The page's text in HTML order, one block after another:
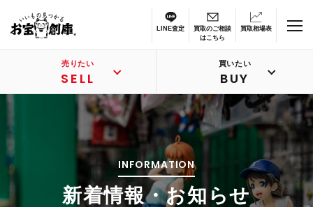
LINE査定
買取のご相談
はこちら
買取相場表
売りたい
SELL
買いたい
BUY
INFORMATION
新着情報・お知らせ